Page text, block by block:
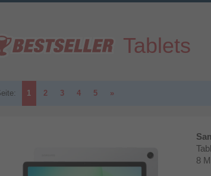
Tablets
1 2 3 4 5 »
8